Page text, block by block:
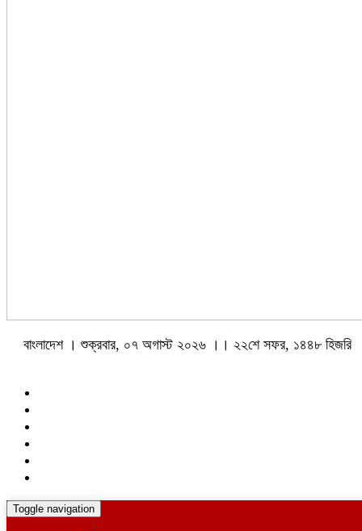
বাংলাদেশ । শুক্রবার, ০৭ অগাস্ট ২০২৬ ।। ২২শে সফর, ১৪৪৮ হিজরি
Toggle navigation